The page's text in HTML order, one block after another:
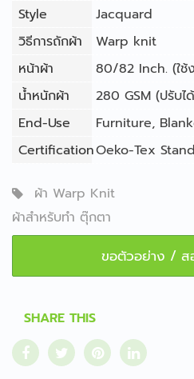
Style
Jacquard
วิธีการถักผ้า
Warp knit
หน้าผ้า
80/82 Inch. (ใช้
น้ำหนักผ้า
280 GSM (ปรับไ
End-Use
Furniture,
CertificationOeko-Tex
ผ้า Warp Knit
ผ้าสำหรับทำ ตุ๊กตา
ขอตัวอย่าง / ส
SHARE THIS